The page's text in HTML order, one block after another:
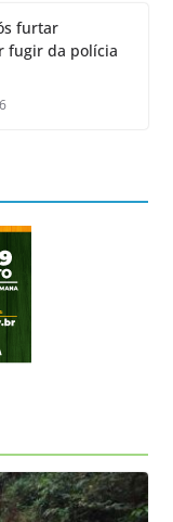
furtar
fugir da polícia